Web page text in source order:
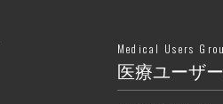
Medical Users
医療ユーザ